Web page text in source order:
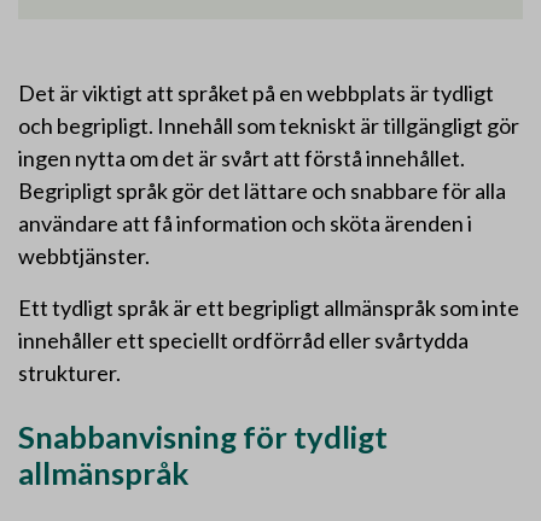
Det är viktigt att språket på en webbplats är tydligt
och begripligt. Innehåll som tekniskt är tillgängligt gör
ingen nytta om det är svårt att förstå innehållet.
Begripligt språk gör det lättare och snabbare för alla
användare att få information och sköta ärenden i
webbtjänster.
Ett tydligt språk är ett begripligt allmänspråk som inte
innehåller ett speciellt ordförråd eller svårtydda
strukturer.
Snabbanvisning för tydligt
allmänspråk